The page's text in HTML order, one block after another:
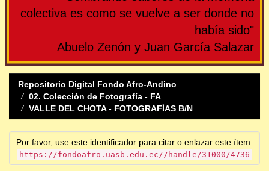
colectiva es como se vuelve a ser donde no
había sido"
Abuelo Zenón y Juan García Salazar
Repositorio Digital Fondo Afro-Andino
02. Colección de Fotografía - FA
VALLE DEL CHOTA - FOTOGRAFÍAS B/N
Por favor, use este identificador para citar o enlazar este ítem:
https://fondoafro.uasb.edu.ec//handle/31000/4736